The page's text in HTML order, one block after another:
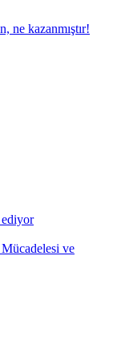
ne kazanmıştır!
ediyor
Mücadelesi ve